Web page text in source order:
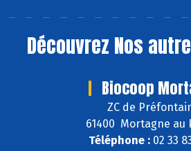
Découvrez Nos
Biocoop
ZC de
61400 Mortagne au
Téléphone :02 33